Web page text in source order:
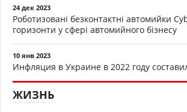
24 дек 2023
Роботизовані безконтактні автомийки
горизонти у сфері автомийного бізнесу
10 янв 2023
Инфляция в Украине в 2022 году
ЖИЗНЬ